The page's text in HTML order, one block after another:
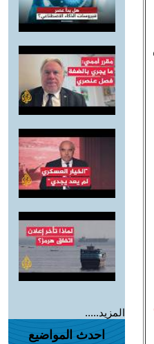
المزيد.....
احدث المواضيع